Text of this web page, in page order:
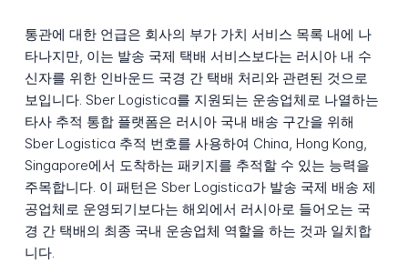
통관에 대한 언급은 회사의 부가 가치 서비스 목록 내에 나
타나지만, 이는 발송 국제 택배 서비스보다는 러시아 내 수
신자를 위한 인바운드 국경 간 택배 처리와 관련된 것으로
보입니다. Sber Logistica를 지원되는 운송업체로 나열하는
타사 추적 통합 플랫폼은 러시아 국내 배송 구간을 위해
Sber Logistica 추적 번호를 사용하여 China, Hong Kong,
Singapore에서 도착하는 패키지를 추적할 수 있는 능력을
주목합니다. 이 패턴은 Sber Logistica가 발송 국제 배송 제
공업체로 운영되기보다는 해외에서 러시아로 들어오는 국
경 간 택배의 최종 국내 운송업체 역할을 하는 것과 일치합
니다.